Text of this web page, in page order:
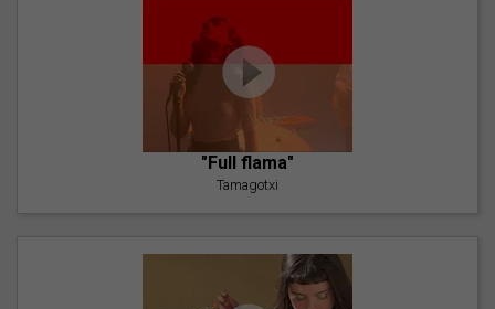
"Full flama"
Tamagotxi